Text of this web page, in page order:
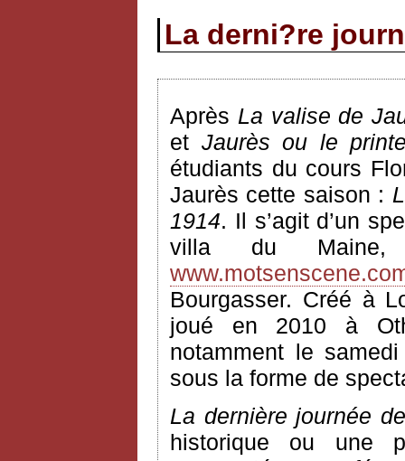
La derni?re
Après La valise de
et Jaurès ou le
étudiants du cours
Jaurès cette saison :
1914. Il s’agit d’un
villa du
Bourgasser. Créé à
joué en 2010 à
notamment le
sous la forme de
La dernière journée
historique ou une